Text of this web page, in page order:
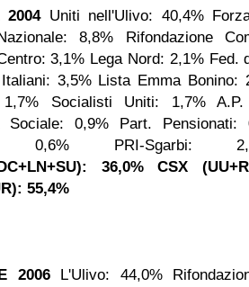
2004 Uniti nell'Ulivo: 40,4%
8,8%
Rifondazione
3,1% Lega Nord: 2,1% Fed.
3,5% Lista Emma Bonino:
Socialisti Uniti: 1,7%
Sociale: 0,9%
Part. Pensionati:
0,6%
PRI-Sgarbi:
36,0%
CSX
55,4%
2006 L'Ulivo: 44,0%